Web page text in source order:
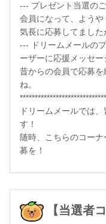
--- プレゼント当選の
会員になって、ようや
気長に応募してました
--- ドリームメールの
ーザーに応援メッセ
昔からの会員で応募
ね。
ドリームメールでは
す！
随時、こちらのコー
募を！
【当選者